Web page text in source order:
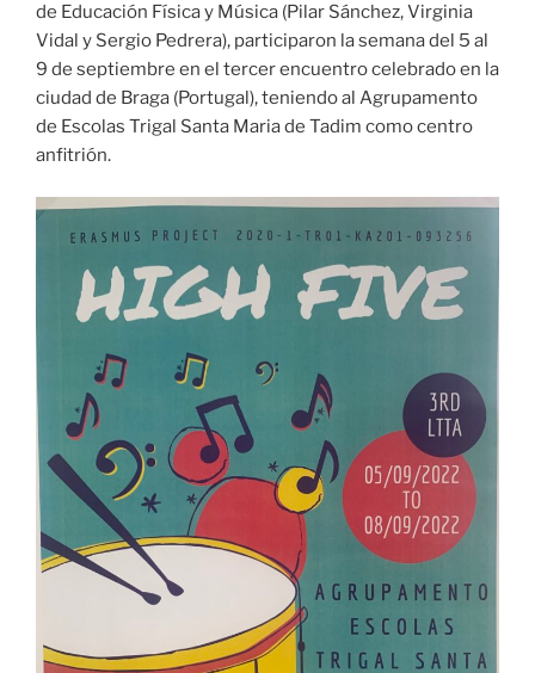
de Educación Física y Música (Pilar Sánchez, Virginia
Vidal y Sergio Pedrera), participaron la semana del 5 al
9 de septiembre en el tercer encuentro celebrado en la
ciudad de Braga (Portugal), teniendo al Agrupamento
de Escolas Trigal Santa Maria de Tadim como centro
anfitrión.